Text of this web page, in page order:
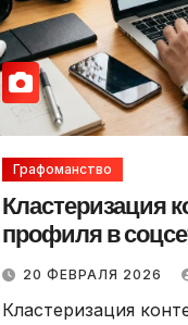
Графоманство
Кластеризация
профиля в
20 ФЕВРАЛЯ 2026
Кластеризация